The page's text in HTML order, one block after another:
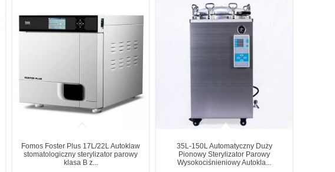
Fomos Foster Plus 17L/22L Autoklaw
stomatologiczny sterylizator parowy
klasa B z...
35L-150L Automatyczny Duży
Pionowy Sterylizator Parowy
Wysokociśnieniowy Autokla...